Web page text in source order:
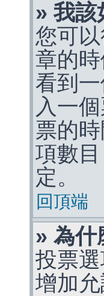
» 我該
您可
章的
看到
入一
票的
項數
定。
回頂端
» 為什
投票
增加